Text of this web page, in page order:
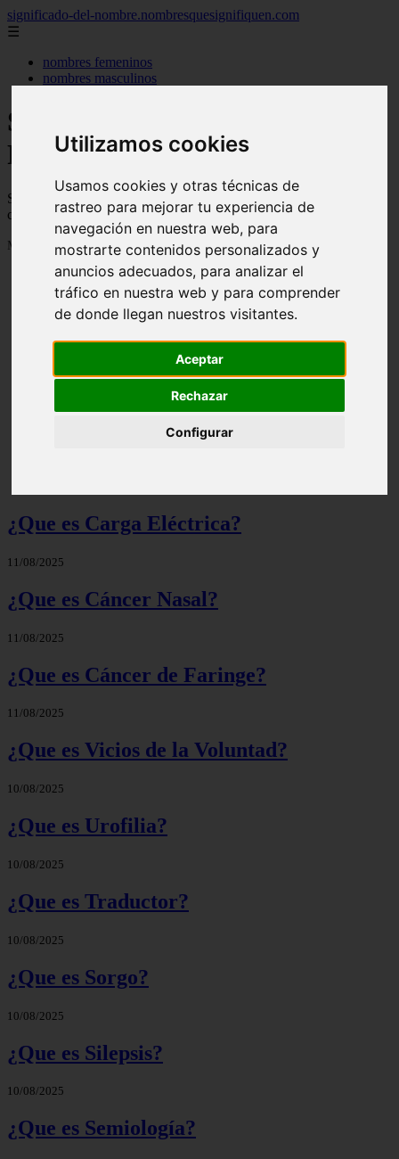
Utilizamos cookies
Usamos cookies y otras técnicas de
rastreo para mejorar tu experiencia de
navegación en nuestra web, para
mostrarte contenidos personalizados y
anuncios adecuados, para analizar el
tráfico en nuestra web y para comprender
de donde llegan nuestros visitantes.
Aceptar
Rechazar
Configurar
significado-del-nombre.nombresquesignifiquen.com
☰
nombres femeninos
nombres masculinos
Significado de los nombres -
Página 33
Significado de los nombres, su personalidad, de donde vienen y
cuanta gente se llama así
Mostrando 769 - 792 de 3040 artículos
¿Que es Carga Eléctrica?
11/08/2025
¿Que es Cáncer Nasal?
11/08/2025
¿Que es Cáncer de Faringe?
11/08/2025
¿Que es Vicios de la Voluntad?
10/08/2025
¿Que es Urofilia?
10/08/2025
¿Que es Traductor?
10/08/2025
¿Que es Sorgo?
10/08/2025
¿Que es Silepsis?
10/08/2025
¿Que es Semiología?